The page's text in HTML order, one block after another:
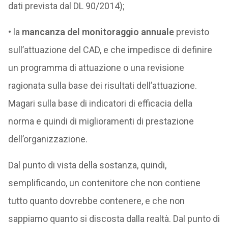
dati prevista dal DL 90/2014);
• la mancanza del monitoraggio annualeprevisto
sull’attuazione del CAD, e che impedisce di definire
un programma di attuazione o una revisione
ragionata sulla base dei risultati dell’attuazione.
Magari sulla base di indicatori di efficacia della
norma e quindi di miglioramenti di prestazione
dell’organizzazione.
Dal punto di vista della sostanza, quindi,
semplificando, un contenitore che non contiene
tutto quanto dovrebbe contenere, e che non
sappiamo quanto si discosta dalla realtà. Dal punto di